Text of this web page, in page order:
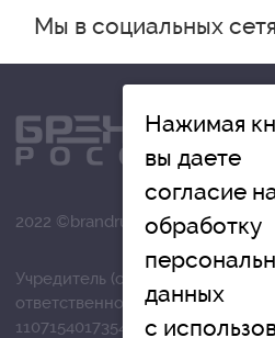
Мы в социальных
2022 ©brandrussia.online | СИ
Учредитель (соучредители):
ответственностью
1107154017354)
Нажимая
вы даете
согласие
обработку
данных
с